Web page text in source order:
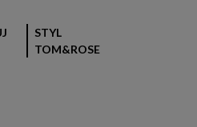
STYL
TOM&ROSE